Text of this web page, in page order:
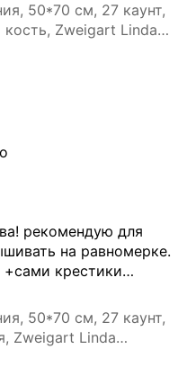
50*70 см, 27 каунт,
кость, Zweigart Linda
рекомендую для
на равномерке.
+сами крестики…
50*70 см, 27 каунт,
Zweigart Linda